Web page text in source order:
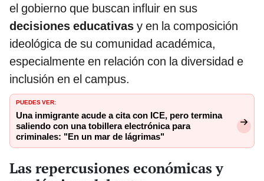
el gobierno que buscan influir en sus
decisiones educativas y en la composición
ideológica de su comunidad académica,
especialmente en relación con la diversidad e
inclusión en el campus.
PUEDES VER:
Una inmigrante acude a cita con ICE, pero termina
saliendo con una tobillera electrónica para
criminales: "En un mar de lágrimas"
Las repercusiones económicas y